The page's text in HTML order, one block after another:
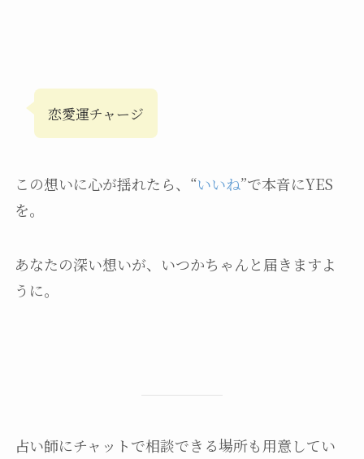
恋愛運チャージ
この想いに心が揺れたら、“いいね”で本音にYES
を。
あなたの深い想いが、いつかちゃんと届きますよ
うに。
占い師にチャットで相談できる場所も用意してい